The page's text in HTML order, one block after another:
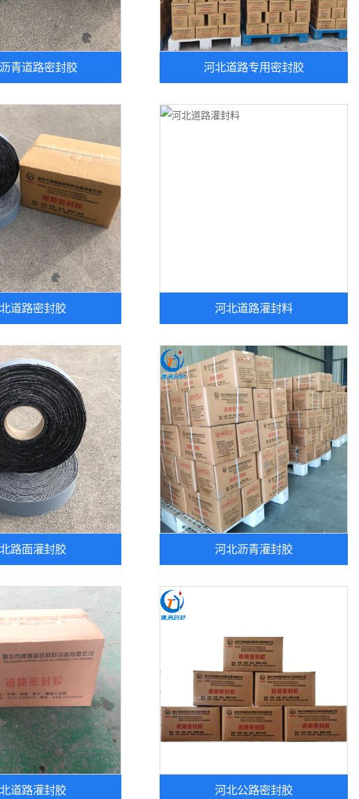
青道路密封胶 河北道路专用密封胶
道路密封胶 河北道路灌封料
路面灌封胶 河北沥青灌封胶
道路灌封胶 河北公路密封胶